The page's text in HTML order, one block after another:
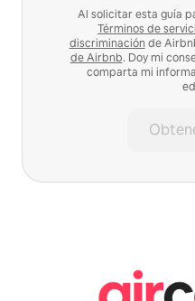
Al solicitar esta guía
Términos de
discriminación de
de Airbnb. Doy mi
comparta mi